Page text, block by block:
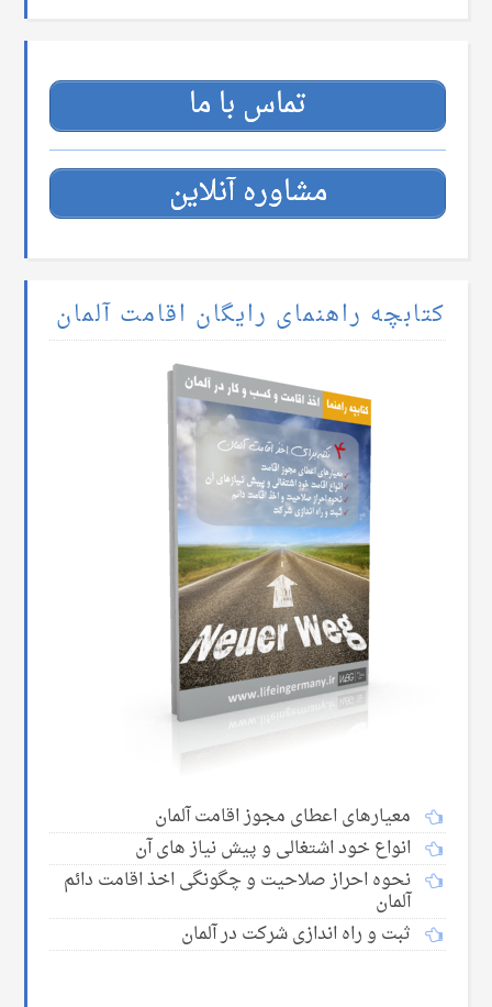
تماس با ما
مشاوره آنلاین
کتابچه راهنمای رایگان اقامت آلمان
معیارهای اعطای مجوز اقامت آلمان
انواع خود اشتغالی و پیش نیاز های آن
نحوه احراز صلاحیت و چگونگی اخذ اقامت دائم
آلمان
ثبت و راه اندازی شرکت در آلمان